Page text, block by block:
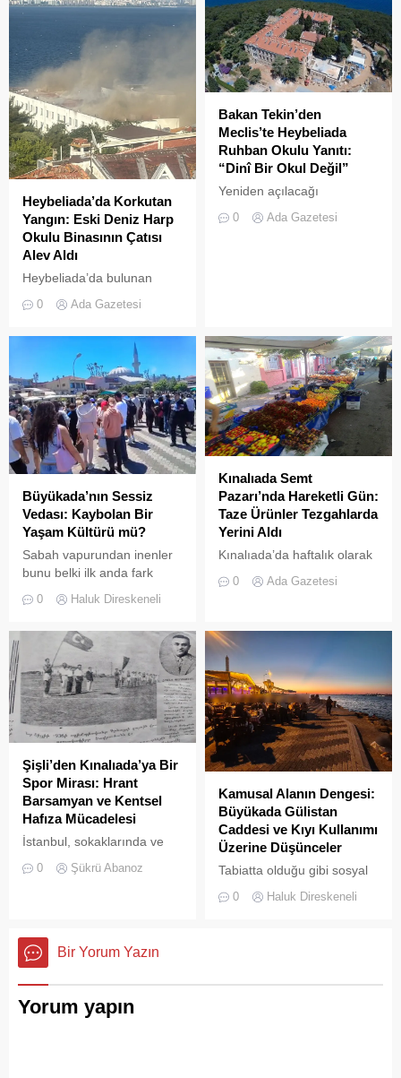
Heybeliada’da Korkutan
Yangın: Eski Deniz Harp
Okulu Binasının Çatısı
Alev Aldı
Heybeliada’da bulunan
çatısında, tamirat
çıktı. Gökyüzünü kaplayan
yoğun duman paniğe neden
olurken, itfaiye ekipleri
yangına hızla müdahale etti.
0 Ada Gazetesi
Bakan Tekin’den
Meclis’te Heybeliada
Ruhban Okulu Yanıtı:
“Dinî Bir Okul Değil”
Yeniden açılacağı
iddialarıyla son dönemde
kamuoyunda sıkça tartışılan
0 Ada Gazetesi
Büyükada’nın Sessiz
Vedası: Kaybolan Bir
Yaşam Kültürü mü?
Sabah vapurundan inenler
bunu belki ilk anda fark
Büyükada’yı elli, altmış yıldır
ve adımları değişti
0 Haluk Direskeneli
Kınalıada Semt
Pazarı’nda Hareketli Gün:
Taze Ürünler Tezgahlarda
Yerini Aldı
Kınalıada’da haftalık olarak
kurulan semt pazarı, ada
sakinleri ve ziyaretçilerin
0 Ada Gazetesi
Şişli’den Kınalıada’ya Bir
Spor Mirası: Hrant
Barsamyan ve Kentsel
Hafıza Mücadelesi
İstanbul, sokaklarında ve
yeşil sahalarında
yüzyıllardır biriktirdiği çok
0 Şükrü Abanoz
Kamusal Alanın Dengesi:
Büyükada Gülistan
Caddesi ve Kıyı Kullanımı
Üzerine Düşünceler
Tabiatta olduğu gibi sosyal
süre karşılıksız kalmaz;
0 Haluk Direskeneli
Bir Yorum Yazın
Yorum yapın